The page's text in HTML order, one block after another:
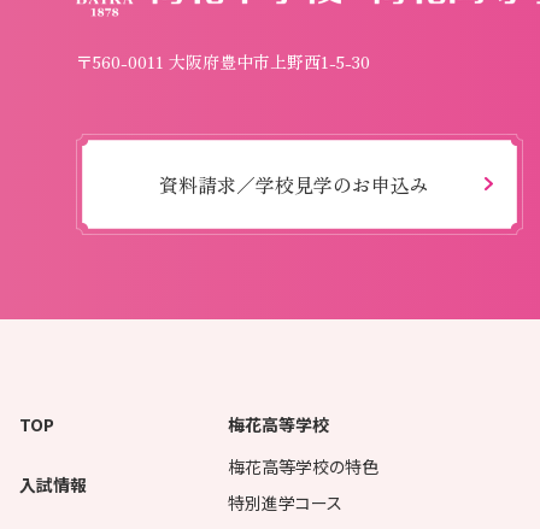
〒560-0011 大阪府豊中市上野西1-5-30
資料請求／学校見学のお申込み
TOP
入試情報
梅花高等学校
梅花高等学校の特色
特別進学コース